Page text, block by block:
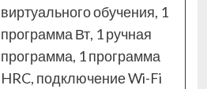
виртуального обучения, 1
программа Вт, 1 ручная
программа, 1 программа
HRC, подключение Wi-Fi